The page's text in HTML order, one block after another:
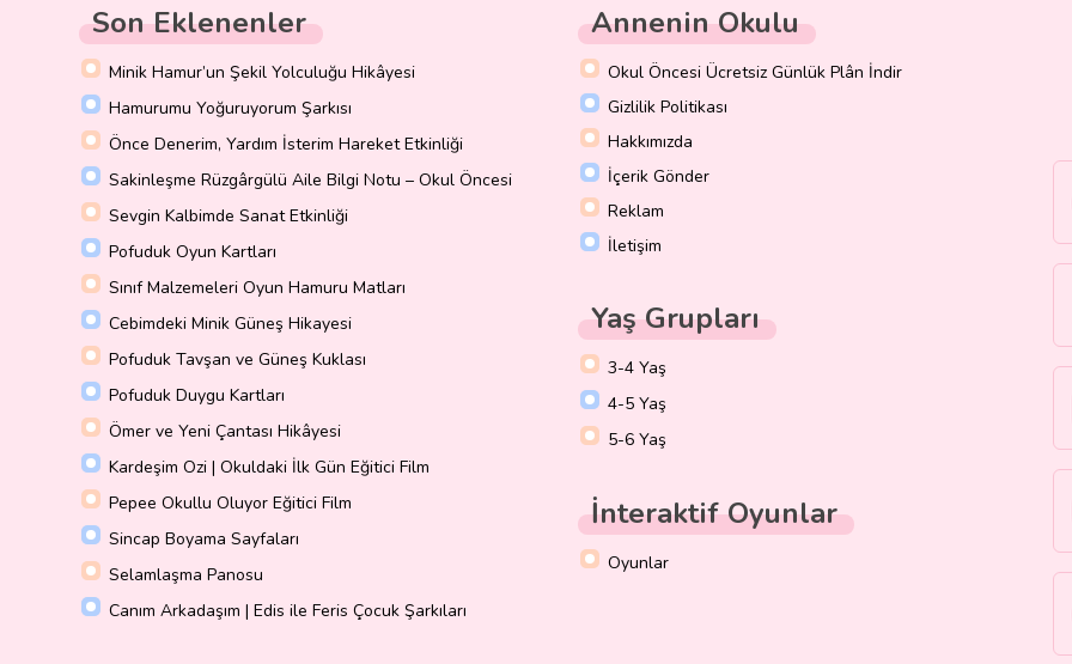
Son Eklenenler
Minik Hamur’un Şekil Yolculuğu Hikâyesi
Hamurumu Yoğuruyorum Şarkısı
Önce Denerim, Yardım İsterim Hareket Etkinliği
Sakinleşme Rüzgârgülü Aile Bilgi Notu – Okul Öncesi
Sevgin Kalbimde Sanat Etkinliği
Pofuduk Oyun Kartları
Sınıf Malzemeleri Oyun Hamuru Matları
Cebimdeki Minik Güneş Hikayesi
Pofuduk Tavşan ve Güneş Kuklası
Pofuduk Duygu Kartları
Ömer ve Yeni Çantası Hikâyesi
Kardeşim Ozi | Okuldaki İlk Gün Eğitici Film
Pepee Okullu Oluyor Eğitici Film
Sincap Boyama Sayfaları
Selamlaşma Panosu
Canım Arkadaşım | Edis ile Feris Çocuk Şarkıları
Annenin Okulu
Okul Öncesi Ücretsiz Günlük Plân İndir
Gizlilik Politikası
Hakkımızda
İçerik Gönder
Reklam
İletişim
Yaş Grupları
3-4 Yaş
4-5 Yaş
5-6 Yaş
İnteraktif Oyunlar
Oyunlar